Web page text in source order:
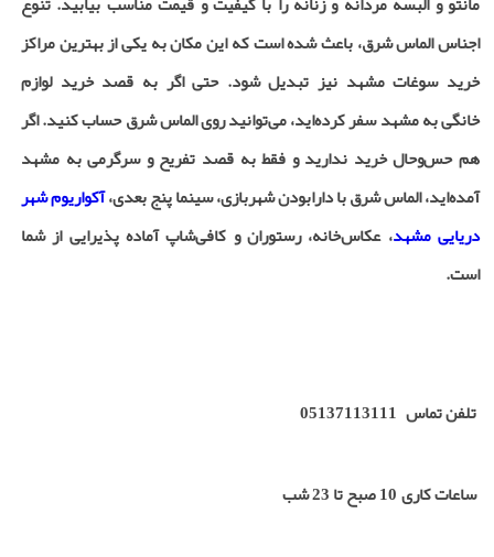
اجناس الماس شرق، باعث شده است که این مکان به یکی از بهترین مراکز
خرید سوغات مشهد نیز تبدیل شود. حتی اگر به قصد خرید لوازم
خانگی به مشهد سفر کرده‌اید، می‌توانید روی الماس شرق حساب کنید. اگر
هم حس‌وحال خرید ندارید و فقط به قصد تفریح و سرگرمی به مشهد
آمده‌اید، الماس شرق با دارابودن شهربازی، سینما پنج بعدی،آکواریوم شهر
دریایی مشهد، عکاس‌خانه، رستوران و کافی‌شاپ آماده پذیرایی از شما
است.
تلفن تماس 05137113111
ساعات کاری10 صبح تا 23 شب